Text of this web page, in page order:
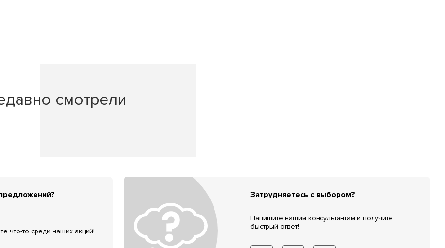
смотрели
что-то среди наших акций!
Затрудняетесь с выбором?
Напишите нашим консультантам и получите
быстрый ответ!